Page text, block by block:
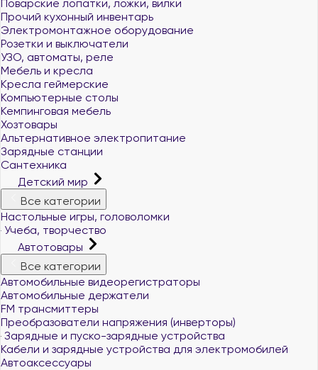
Поварские лопатки, ложки, вилки
Прочий кухонный инвентарь
Электромонтажное оборудование
Розетки и выключатели
УЗО, автоматы, реле
Мебель и кресла
Кресла геймерские
Компьютерные столы
Кемпинговая мебель
Хозтовары
Альтернативное электропитание
Зарядные станции
Сантехника
Детский мир
Все категории
Настольные игры, головоломки
Учеба, творчество
Автотовары
Все категории
Автомобильные видеорегистраторы
Автомобильные держатели
FM трансмиттеры
Преобразователи напряжения (инверторы)
Зарядные и пуско-зарядные устройства
Кабели и зарядные устройства для электромобилей
Автоаксессуары